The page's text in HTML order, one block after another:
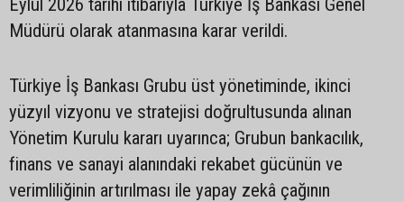
Müdürü olarak atanmasına karar verildi.
Türkiye İş Bankası Grubu üst yönetiminde, ikinci
yüzyıl vizyonu ve stratejisi doğrultusunda alınan
Yönetim Kurulu kararı uyarınca; Grubun bankacılık,
finans ve sanayi alanındaki rekabet gücünün ve
verimliliğinin artırılması ile yapay zekâ çağının